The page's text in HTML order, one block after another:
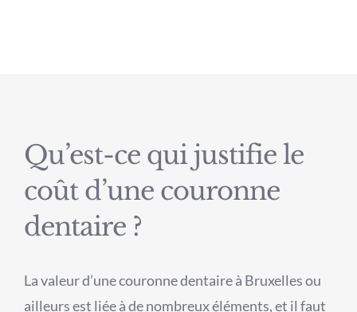
Qu’est-ce qui justifie le
coût d’une couronne
dentaire ?
La valeur d’une couronne dentaire à Bruxelles ou
ailleurs est liée à de nombreux éléments, et il faut